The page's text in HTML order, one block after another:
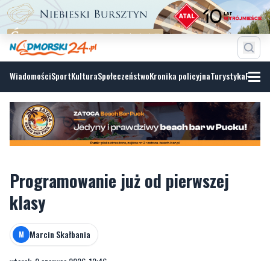
WiadomościSportKulturaSpołeczeństwoKronika policyjnaTurystyka
Programowanie już od pierwszej
M Marcin Skałbania